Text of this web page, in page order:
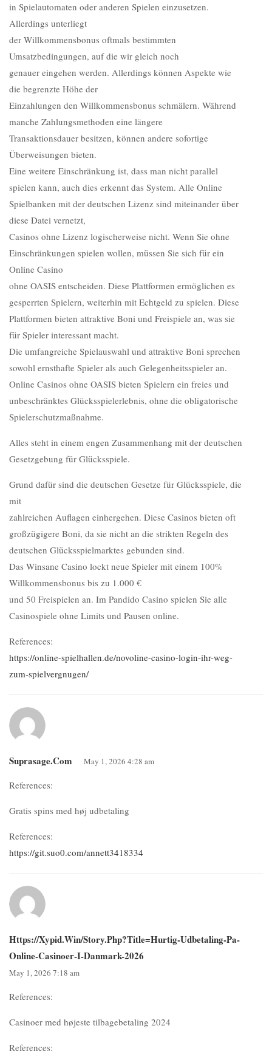
in Spielautomaten oder anderen Spielen einzusetzen.
Allerdings unterliegt
der Willkommensbonus oftmals bestimmten
Umsatzbedingungen, auf die wir gleich noch
genauer eingehen werden. Allerdings können Aspekte wie
die begrenzte Höhe der
Einzahlungen den Willkommensbonus schmälern. Während
manche Zahlungsmethoden eine längere
Transaktionsdauer besitzen, können andere sofortige
Überweisungen bieten.
Eine weitere Einschränkung ist, dass man nicht parallel
spielen kann, auch dies erkennt das System. Alle Online
Spielbanken mit der deutschen Lizenz sind miteinander über
diese Datei vernetzt,
Casinos ohne Lizenz logischerweise nicht. Wenn Sie ohne
Einschränkungen spielen wollen, müssen Sie sich für ein
Online Casino
ohne OASIS entscheiden. Diese Plattformen ermöglichen es
gesperrten Spielern, weiterhin mit Echtgeld zu spielen. Diese
Plattformen bieten attraktive Boni und Freispiele an, was sie
für Spieler interessant macht.
Die umfangreiche Spielauswahl und attraktive Boni sprechen
sowohl ernsthafte Spieler als auch Gelegenheitsspieler an.
Online Casinos ohne OASIS bieten Spielern ein freies und
unbeschränktes Glücksspielerlebnis, ohne die obligatorische
Spielerschutzmaßnahme.
Alles steht in einem engen Zusammenhang mit der deutschen
Gesetzgebung für Glücksspiele.
Grund dafür sind die deutschen Gesetze für Glücksspiele, die
mit
zahlreichen Auflagen einhergehen. Diese Casinos bieten oft
großzügigere Boni, da sie nicht an die strikten Regeln des
deutschen Glücksspielmarktes gebunden sind.
Das Winsane Casino lockt neue Spieler mit einem 100%
Willkommensbonus bis zu 1.000 €
und 50 Freispielen an. Im Pandido Casino spielen Sie alle
Casinospiele ohne Limits und Pausen online.
References:
https://online-spielhallen.de/novoline-casino-login-ihr-weg-
zum-spielvergnugen/
Suprasage.com May 1, 2026 4:28 am
References:
Gratis spins med høj udbetaling
References:
https://git.suo0.com/annett3418334
Https://xypid.win/story.php?title=hurtig-Udbetaling-Pa-
Online-Casinoer-I-Danmark-2026
May 1, 2026 7:18 am
References:
Casinoer med højeste tilbagebetaling 2024
References: